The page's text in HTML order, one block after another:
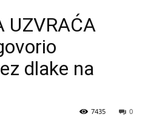
UZVRAĆA
dlake na
0
7435